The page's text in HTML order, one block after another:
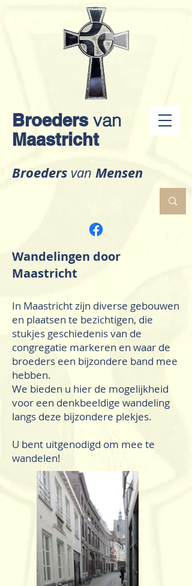
Broeders van
Maastricht
Broeders van Mensen
Wandelingen door
Maastricht
In Maastricht zijn diverse gebouwen
en plaatsen te bezichtigen, die
stukjes geschiedenis van de
congregatie markeren en waar de
broeders een bijzondere band mee
hebben.
We bieden u hier de mogelijkheid
voor een denkbeeldige wandeling
langs deze bijzondere plekjes.
U bent uitgenodigd om mee te
wandelen!